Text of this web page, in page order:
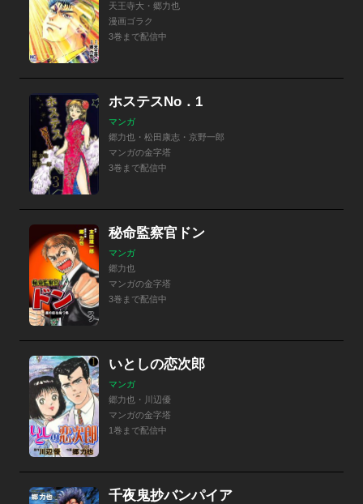
天王寺大・郷力也
漫画ゴラク
3巻まで配信中
ホステスNo．1
マンガ
郷力也・松田康志・京野一郎
マンガの金字塔
3巻まで配信中
秘命監察官ドン
マンガ
郷力也
マンガの金字塔
3巻まで配信中
いとしの恋次郎
マンガ
郷力也・川辺優
マンガの金字塔
1巻まで配信中
千夜鬼抄バンパイア